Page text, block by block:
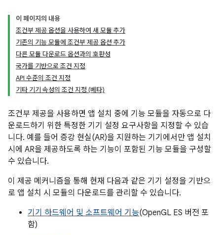
이 페이지의 내용
조건부 제공 옵션을 사용하여 새 모듈 추가
기존의 기능 모듈에 조건부 제공 옵션 추가
다른 모듈 다운로드 옵션과의 호환성
국가를 기반으로 조건 지정
API 수준의 조건 지정
기타 기기 속성의 조건 지정 (베타)
조건부 제공을 사용하면 앱 설치 중에 기능 모듈을 자동으로 다
운로드하기 위한 특정한 기기 설정 요구사항을 지정할 수 있습
니다. 예를 들어 증강 현실(AR)을 지원하는 기기에서만 앱 설치
시에 AR을 제공하도록 하는 기능이 포함된 기능 모듈을 구성할
수 있습니다.
이 제공 메커니즘을 통해 현재 다음과 같은 기기 설정을 기반으
로 앱 설치 시 모듈의 다운로드를 관리할 수 있습니다.
기기 하드웨어 및 소프트웨어 기능(OpenGL ES 버전 포
함)